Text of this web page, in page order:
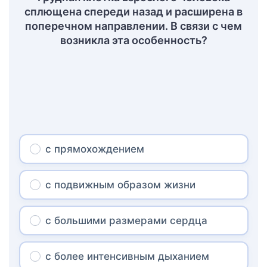
сплющена спереди назад и расширена в
поперечном направлении. В связи с чем
возникла эта особенность?
с прямохождением
с подвижным образом жизни
с большими размерами сердца
с более интенсивным дыханием